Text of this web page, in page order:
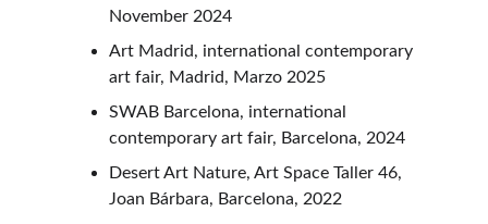
November 2024
Art Madrid, international contemporary
art fair, Madrid, Marzo 2025
SWAB Barcelona, international
contemporary art fair, Barcelona, 2024
Desert Art Nature, Art Space Taller 46,
Joan Bárbara, Barcelona, 2022